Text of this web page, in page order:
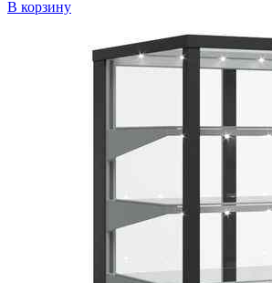
В корзину